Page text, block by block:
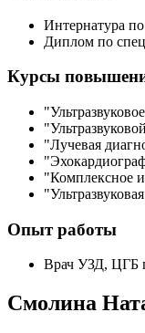
Интернатура
Диплом по
Курсы
"Лучевая
"Комплексное
Опыт работы
Врач УЗД, ЦГБ
Смолина